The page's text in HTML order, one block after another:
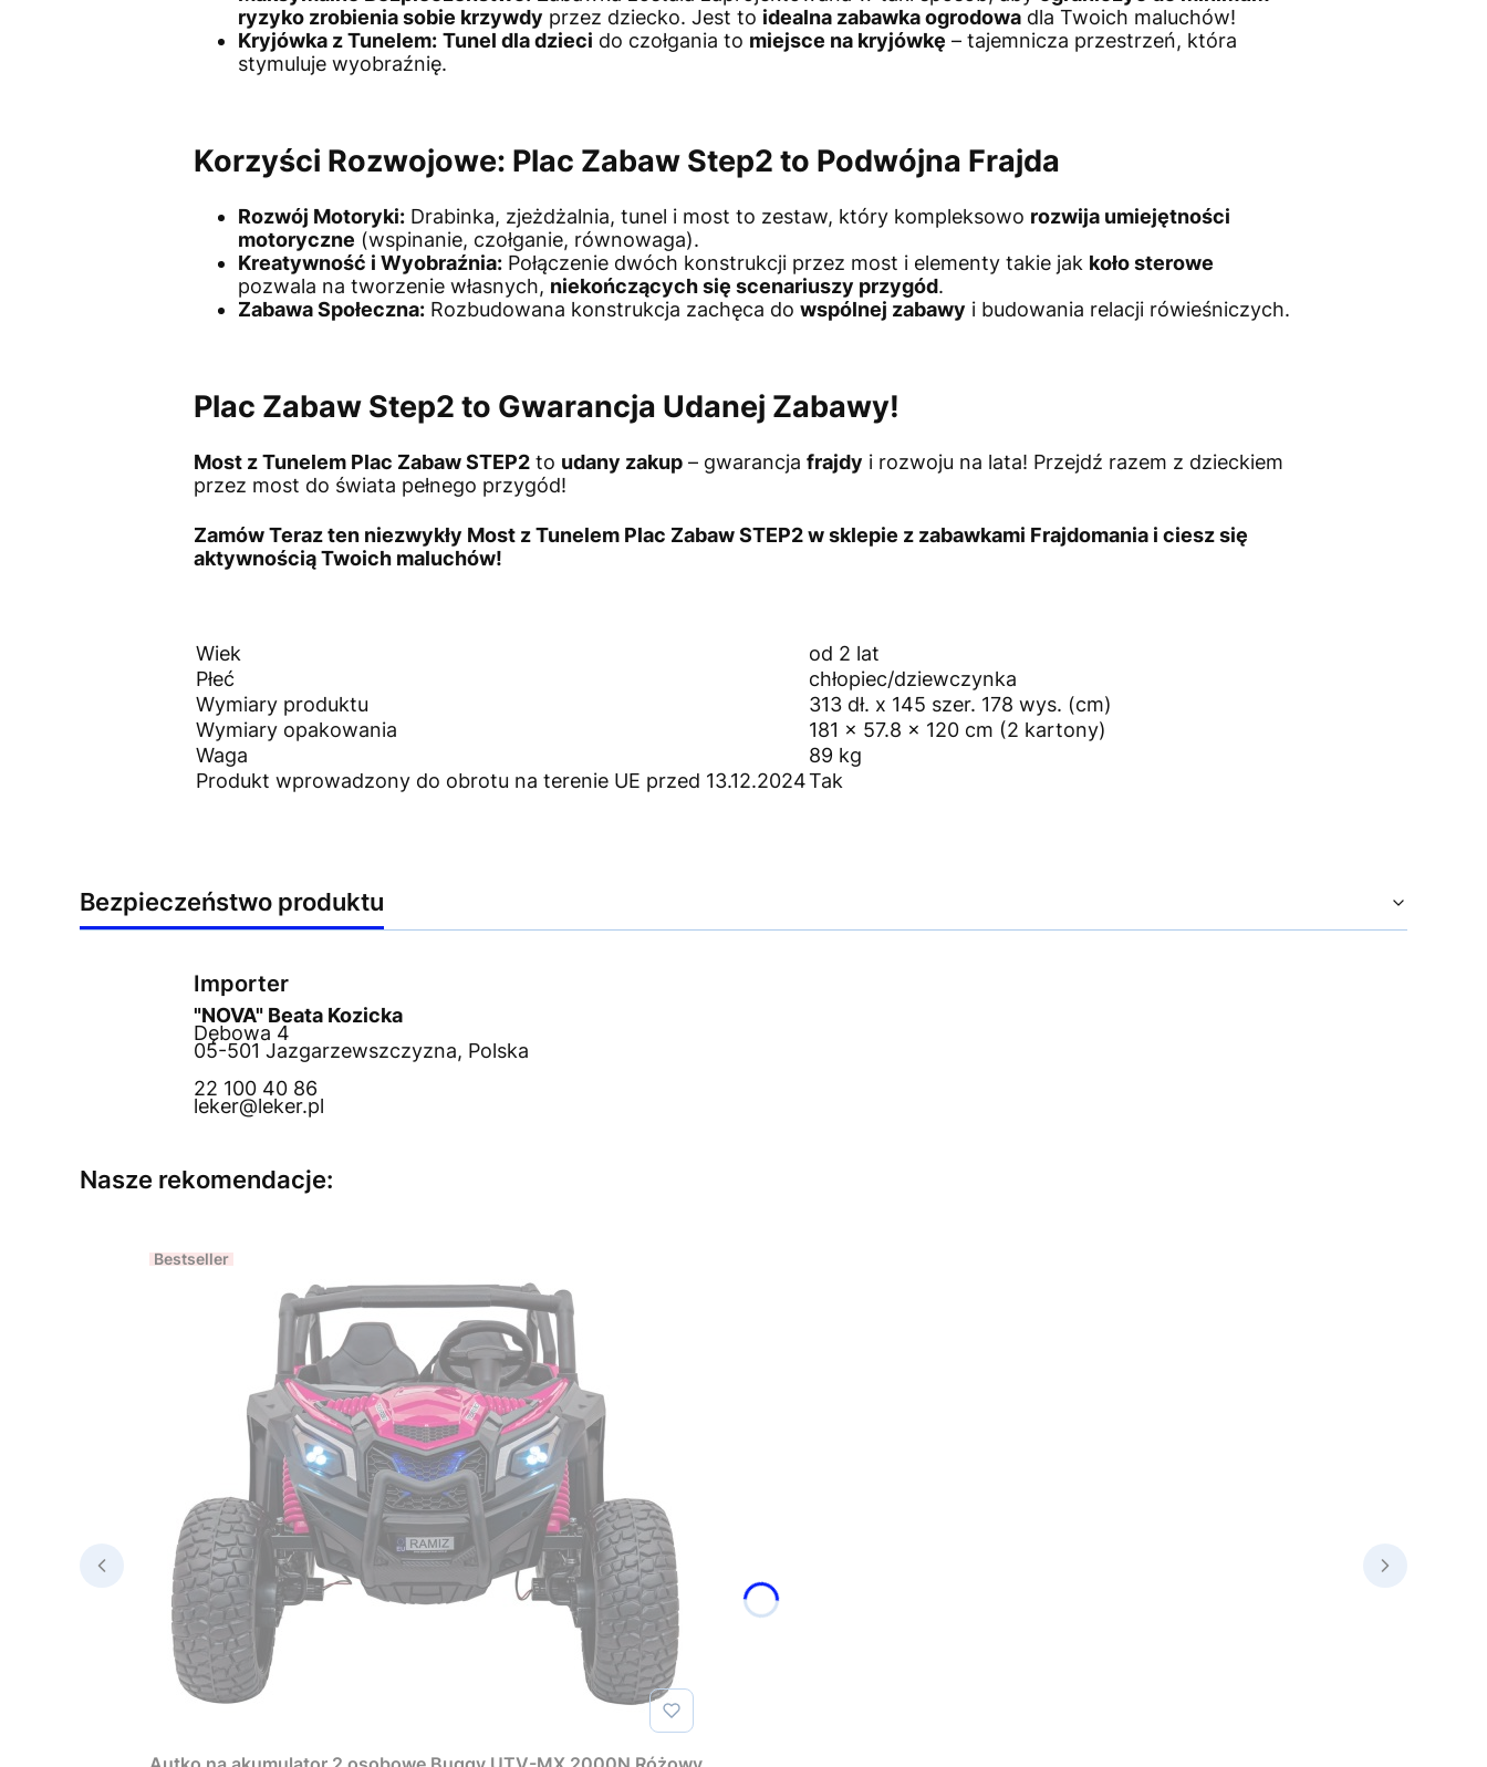
ryzyko zrobienia sobie krzywdy przez dziecko. Jest to idealna zabawka ogrodowadla Twoich maluchów!
Kryjówka z Tunelem: Tunel dla dzieci do czołgania to miejsce na kryjówkę – tajemnicza przestrzeń, która
stymuluje wyobraźnię.
Korzyści Rozwojowe: Plac Zabaw Step2 to Podwójna Frajda
Rozwój Motoryki:Drabinka, zjeżdżalnia, tunel i most to zestaw, który kompleksowo rozwija umiejętności
motoryczne (wspinanie, czołganie, równowaga).
Kreatywność i Wyobraźnia:Połączenie dwóch konstrukcji przez most i elementy takie jak koło sterowe
pozwala na tworzenie własnych, niekończących się scenariuszy przygód.
Zabawa Społeczna:Rozbudowana konstrukcja zachęca do wspólnej zabawy i budowania relacji rówieśniczych.
Plac Zabaw Step2 to Gwarancja Udanej Zabawy!
Most z Tunelem Plac Zabaw STEP2to udany zakup– gwarancja frajdy i rozwoju na lata! Przejdź razem z dzieckiem
przez most do świata pełnego przygód!
Zamów Terazten niezwykły Most z Tunelem Plac Zabaw STEP2wsklepie z zabawkami Frajdomaniai ciesz się
aktywnościąTwoich maluchów!
Wiek
od 2 lat
Płeć
chłopiec/dziewczynka
Wymiary produktu
313 dł. x 145 szer. 178 wys. (cm)
Wymiary opakowania
181 x 57.8 x 120 cm (2 kartony)
Waga
89 kg
Produkt wprowadzony do obrotu na terenie UE przed 13.12.2024Tak
Bezpieczeństwo produktu
Importer
"NOVA" Beata Kozicka
Dębowa 4
05-501 Jazgarzewszczyzna, Polska
22 100 40 86
leker@leker.pl
Nasze rekomendacje:
Bestseller